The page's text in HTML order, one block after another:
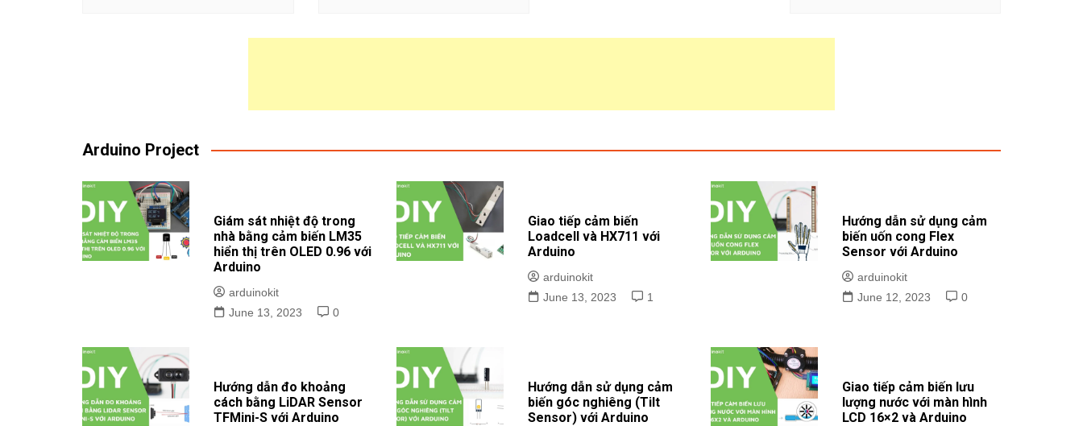
Arduino Project
Giám sát nhiệt độ trong
nhà bằng cảm biến LM35
hiển thị trên OLED 0.96 với
Arduino
arduinokit
June 13, 2023
0
Giao tiếp cảm biến
Loadcell và HX711 với
Arduino
arduinokit
June 13, 2023
1
Hướng dẫn sử dụng cảm
biến uốn cong Flex
Sensor với Arduino
arduinokit
June 12, 2023
0
Hướng dẫn đo khoảng
cách bằng LiDAR Sensor
TFMini-S với Arduino
Hướng dẫn sử dụng cảm
biến góc nghiêng (Tilt
Sensor) với Arduino
Giao tiếp cảm biến lưu
lượng nước với màn hình
LCD 16×2 và Arduino